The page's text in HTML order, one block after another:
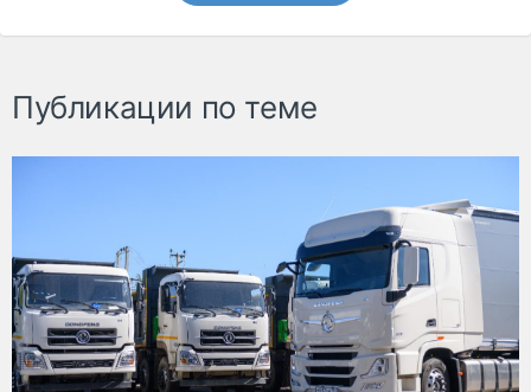
Публикации по теме